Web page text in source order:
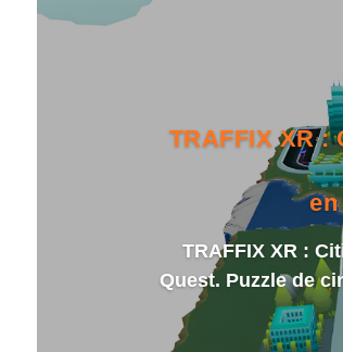
TRAFFIX XR
TRAFFIX XR :
Quest. Puzzle de